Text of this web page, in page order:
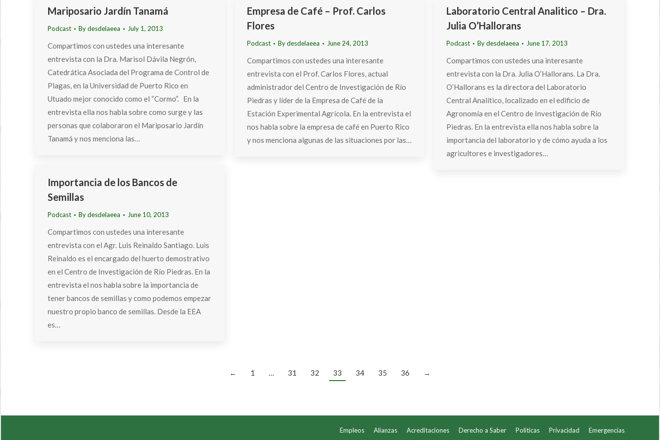
Mariposario Jardín Tanamá
Podcast Bydesdelaeea July 1, 2013
Compartimos con ustedes una interesante
entrevista con la Dra. Marisol Dávila Negrón,
Catedrática Asociada del Programa de Control de
Plagas, en la Universidad de Puerto Rico en
Utuado mejor conocido como el “Cormo”. En la
entrevista ella nos habla sobre como surge y las
personas que colaboraron el Mariposario Jardín
Tanamá y nos menciona las…
Empresa de Café – Prof. Carlos
Flores
Podcast Bydesdelaeea June 24, 2013
Compartimos con ustedes una interesante
entrevista con el Prof. Carlos Flores, actual
administrador del Centro de Investigación de Río
Piedras y líder de la Empresa de Café de la
Estación Experimental Agrícola. En la entrevista el
nos habla sobre la empresa de café en Puerto Rico
y nos menciona algunas de las situaciones por las…
Laboratorio Central Analitico – Dra.
Julia O’Hallorans
Podcast Bydesdelaeea June 17, 2013
Compartimos con ustedes una interesante
entrevista con la Dra. Julia O’Hallorans. La Dra.
O’Hallorans es la directora del Laboratorio
Central Analítico, localizado en el edificio de
Agronomía en el Centro de Investigación de Río
Piedras. En la entrevista ella nos habla sobre la
importancia del laboratorio y de cómo ayuda a los
agricultores e investigadores…
Importancia de los Bancos de
Semillas
Podcast Bydesdelaeea June 10, 2013
Compartimos con ustedes una interesante
entrevista con el Agr. Luis Reinaldo Santiago. Luis
Reinaldo es el encargado del huerto demostrativo
en el Centro de Investigación de Río Piedras. En la
entrevista el nos habla sobre la importancia de
tener bancos de semillas y como podemos empezar
nuestro propio banco de semillas. Desde la EEA
es…
← 1 … 31 32 33 34 35 36 →
Empleos Alianzas Acreditaciones Derecho a Saber Políticas Privacidad Emergencias